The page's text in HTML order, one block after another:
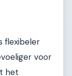
flexibeler
voor
het